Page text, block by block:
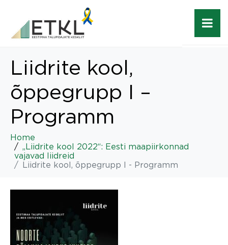
Liidrite kool,
õppegrupp I –
Programm
Home
„Liidrite kool 2022“: Eesti maapiirkonnad
vajavad liidreid
Liidrite kool, õppegrupp I - Programm